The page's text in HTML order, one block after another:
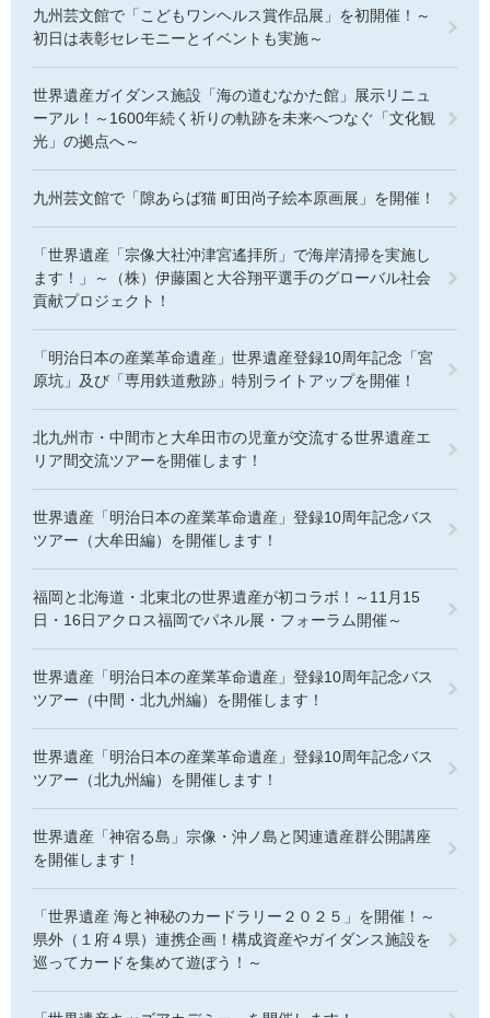
九州芸文館で「こどもワンヘルス賞作品展」を初開催！～
初日は表彰セレモニーとイベントも実施～
世界遺産ガイダンス施設「海の道むなかた館」展示リニュ
ーアル！～1600年続く祈りの軌跡を未来へつなぐ「文化観
光」の拠点へ～
九州芸文館で「隙あらば猫 町田尚子絵本原画展」を開催！
「世界遺産「宗像大社沖津宮遙拝所」で海岸清掃を実施し
ます！」～（株）伊藤園と大谷翔平選手のグローバル社会
貢献プロジェクト！
「明治日本の産業革命遺産」世界遺産登録10周年記念「宮
原坑」及び「専用鉄道敷跡」特別ライトアップを開催！
北九州市・中間市と大牟田市の児童が交流する世界遺産エ
リア間交流ツアーを開催します！
世界遺産「明治日本の産業革命遺産」登録10周年記念バス
ツアー（大牟田編）を開催します！
福岡と北海道・北東北の世界遺産が初コラボ！～11月15
日・16日アクロス福岡でパネル展・フォーラム開催～
世界遺産「明治日本の産業革命遺産」登録10周年記念バス
ツアー（中間・北九州編）を開催します！
世界遺産「明治日本の産業革命遺産」登録10周年記念バス
ツアー（北九州編）を開催します！
世界遺産「神宿る島」宗像・沖ノ島と関連遺産群公開講座
を開催します！
「世界遺産 海と神秘のカードラリー２０２５」を開催！～
県外（１府４県）連携企画！構成資産やガイダンス施設を
巡ってカードを集めて遊ぼう！～